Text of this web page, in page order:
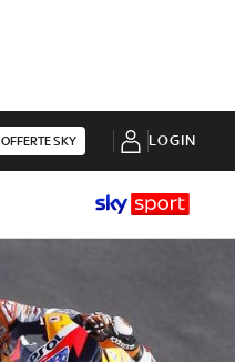
OFFERTE SKY LOGIN